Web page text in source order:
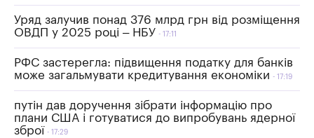
Уряд залучив понад 376 млрд грн від розміщення
ОВДП у 2025 році – НБУ
17:11
РФС застерегла: підвищення податку для банків
може загальмувати кредитування економіки
17:19
путін дав доручення зібрати інформацію про
плани США і готуватися до випробувань ядерної
зброї
17:29